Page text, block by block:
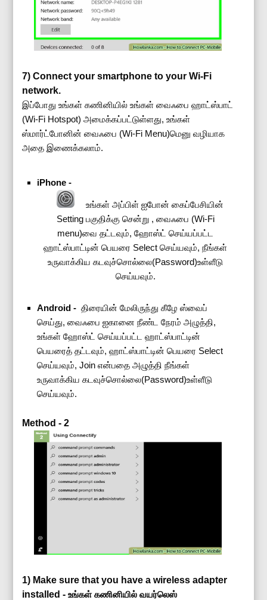
7) Connect your smartphone to your Wi-Fi
network.
இப்போது உங்கள் கணினியில் உங்கள் வைஃபை ஹாட்ஸ்பாட்
(Wi-Fi Hotspot) அமைக்கப்பட்டுள்ளது, உங்கள்
ஸ்மார்ட்போனின் வைஃபை (Wi-Fi Menu)மெனு வழியாக
அதை இணைக்கலாம்.
iPhone -
உங்கள் அப்பிள் ஐபோன் கைப்பேசியின்
Setting பகுதிக்கு சென்று , வைஃபை (Wi-Fi
menu)வை தட்டவும், ஹோஸ்ட் செய்யப்பட்ட
ஹாட்ஸ்பாட்டின் பெயரை Select செய்யவும், நீங்கள்
உருவாக்கிய கடவுச்சொல்லை(Password)உள்ளீடு
செய்யவும்.
Android -திரையின் மேலிருந்து கீழே ஸ்வைப்
செய்து, வைஃபை ஐகானை நீண்ட நேரம் அழுத்தி,
உங்கள் ஹோஸ்ட் செய்யப்பட்ட ஹாட்ஸ்பாட்டின்
பெயரைத் தட்டவும், ஹாட்ஸ்பாட்டின் பெயரை Select
செய்யவும், Join என்பதை அழுத்தி நீங்கள்
உருவாக்கிய கடவுச்சொல்லை(Password)உள்ளீடு
செய்யவும்.
Method - 2
1) Make sure that you have a wireless adapter
installed -உங்கள் கணினியில் வயர்லெஸ்